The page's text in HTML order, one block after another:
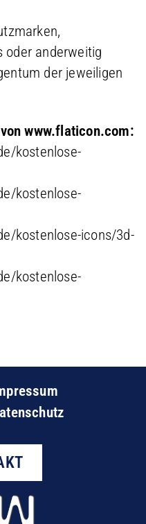
oder anderweitig
der jeweiligen
www.flaticon.com:
kostenlose-
kostenlose-
kostenlose-icons/3d-
kostenlose-